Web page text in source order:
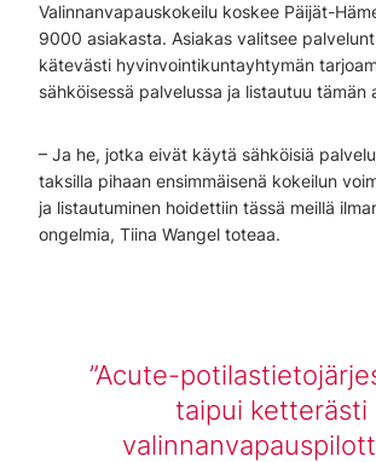
Valinnanvapauskokeilu koskee Päijät-
9000 asiakasta. Asiakas valitsee
kätevästi hyvinvointikuntayhtymän
sähköisessä palvelussa ja listautuu tämän
– Ja he, jotka eivät käytä sähköisiä
taksilla pihaan ensimmäisenä kokeilun
ja listautuminen hoidettiin tässä meillä
ongelmia, Tiina Wangel toteaa.
Acute-
taipui ketterästi